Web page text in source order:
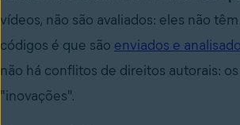
vídeos, não são avaliados: eles não têm
códigos é que são enviados e
não há conflitos de direitos autorais:
"inovações".